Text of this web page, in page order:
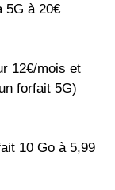
5G à 20€
12€/mois et
forfait 5G)
10 Go à 5,99